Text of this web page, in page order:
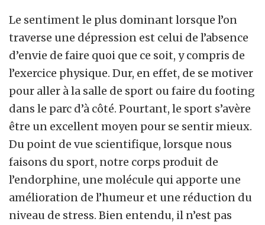
Le sentiment le plus dominant lorsque l’on
traverse une dépression est celui de l’absence
d’envie de faire quoi que ce soit, y compris de
l’exercice physique. Dur, en effet, de se motiver
pour aller à la salle de sport ou faire du footing
dans le parc d’à côté. Pourtant, le sport s’avère
être un excellent moyen pour se sentir mieux.
Du point de vue scientifique, lorsque nous
faisons du sport, notre corps produit de
l’endorphine, une molécule qui apporte une
amélioration de l’humeur et une réduction du
niveau de stress. Bien entendu, il n’est pas